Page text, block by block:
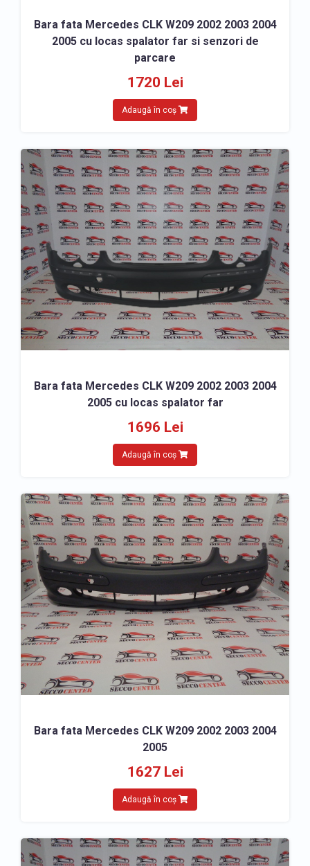
Bara fata Mercedes CLK W209 2002 2003 2004
2005 cu locas spalator far si senzori de
parcare
1720 Lei
Adaugă în coș
Bara fata Mercedes CLK W209 2002 2003 2004
2005 cu locas spalator far
1696 Lei
Adaugă în coș
Bara fata Mercedes CLK W209 2002 2003 2004
2005
1627 Lei
Adaugă în coș